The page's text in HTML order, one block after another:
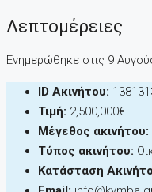
Λεπτομέρειες
Ενημερώθηκε στις 9
ID Ακινήτου:
Τιμή: 2,500,000€
Μέγεθος ακινήτου:
Τύπος ακινήτου:
Κατάσταση